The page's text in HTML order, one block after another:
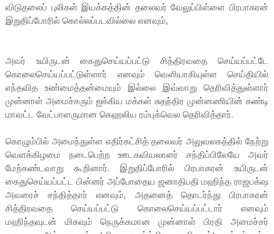
விடுதலைப் புலிகள் இயக்கத்தின் தலைவர் வேலுப்பிள்ளை பிரபாகரன்
இறுதிப்போரில் கொல்லப்படவில்லை எனவும்,
அவர் உயிருடன் கைதுசெய்யப்பட்டு சித்திரவதை செய்யப்பட்டே
கொலைசெய்யப்பட்டுள்ளார் எனவும் வெளியாகியுள்ள செய்தியில்
எந்தவித உண்மைத்தன்மையும் இல்லை இவ்வாறு தெரிவித்துள்ளார்
முன்னாள் அமைச்சரும் ஐக்கிய மக்கள் சுதந்திர முன்னணியின் கண்டி
மாவட்ட வேட்பாளருமான கெஹலிய ரம்புக்வெல தெரிவித்தார்.
கொழும்பில் அமைந்துள்ள எதிர்கட்சித் தலைவர் அலுவலகத்தில் நேற்று
வெளக்கிழமை நடைபெற்ற ஊடகவியலாளர் சந்திப்பிலேயே அவர்
மேற்கண்டவாறு கூறினார். இறுதிப்போரில் பிரபாகரன் உயிருடன்
கைதுசெய்யப்பட்ட பின்னர் அப்போதைய ஜனாதிபதி மஹிந்த ராஜபக்‌ஷ
அவரைச் சந்தித்தார் எனவும், அதனைத் தொடர்ந்து பிரபாகரன்
சித்திரவதை செய்யப்பட்டு கொலைசெய்யப்பட்டார் எனவும்
மஹிந்தவுடன் மிகவும் நெருக்கமான முன்னாள் பிரதி அமைச்சர்